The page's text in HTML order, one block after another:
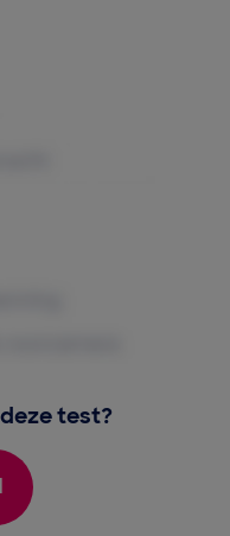
test?